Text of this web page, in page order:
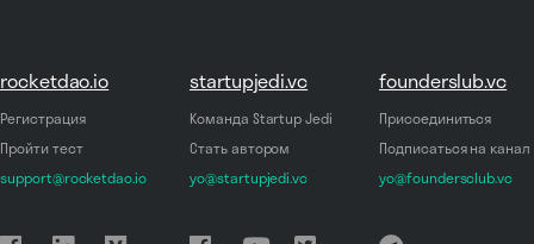
rocketdao.io
Регистрация
Пройти тест
support@rocketdao.io
startupjedi.vc
Команда Startup Jedi
Стать автором
yo@startupjedi.vc
founderslub.vc
Присоединиться
Подписаться на канал
yo@foundersclub.vc